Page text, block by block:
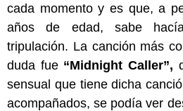
cada momento y es que, a
años de edad, sabe
tripulación. La canción más
duda fue“Midnight Caller”,
sensual que tiene dicha
acompañados, se podía ver